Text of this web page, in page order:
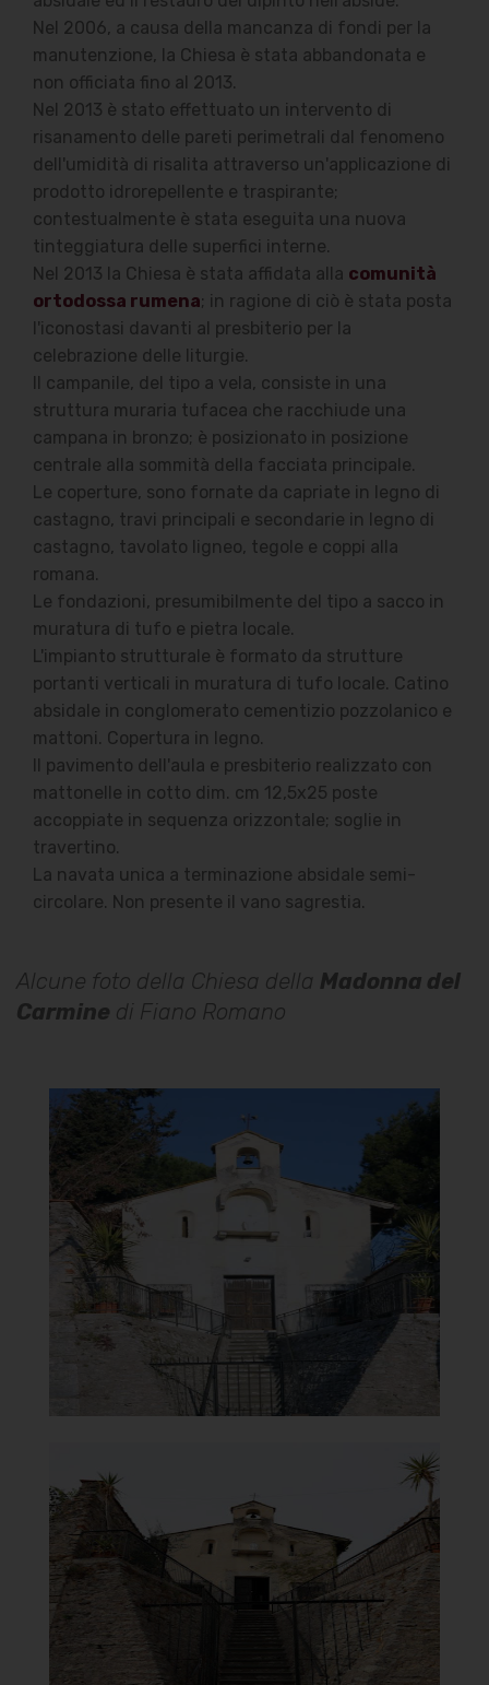
Nel 2006, a causa della mancanza di fondi per la
manutenzione, la Chiesa è stata abbandonata e
non officiata fino al 2013.
Nel 2013 è stato effettuato un intervento di
risanamento delle pareti perimetrali dal fenomeno
dell'umidità di risalita attraverso un'applicazione di
prodotto idrorepellente e traspirante;
contestualmente è stata eseguita una nuova
tinteggiatura delle superfici interne.
Nel 2013 la Chiesa è stata affidata alla comunità
ortodossa rumena; in ragione di ciò è stata posta
l'iconostasi davanti al presbiterio per la
celebrazione delle liturgie.
Il campanile, del tipo a vela, consiste in una
struttura muraria tufacea che racchiude una
campana in bronzo; è posizionato in posizione
centrale alla sommità della facciata principale.
Le coperture, sono fornate da capriate in legno di
castagno, travi principali e secondarie in legno di
castagno, tavolato ligneo, tegole e coppi alla
romana.
Le fondazioni, presumibilmente del tipo a sacco in
muratura di tufo e pietra locale.
L'impianto strutturale è formato da strutture
portanti verticali in muratura di tufo locale. Catino
absidale in conglomerato cementizio pozzolanico e
mattoni. Copertura in legno.
Il pavimento dell'aula e presbiterio realizzato con
mattonelle in cotto dim. cm 12,5x25 poste
accoppiate in sequenza orizzontale; soglie in
travertino.
La navata unica a terminazione absidale semi-
circolare. Non presente il vano sagrestia.
Alcune foto della Chiesa della Madonna del
Carmine di Fiano Romano
Chiesa della Madonna del
Carmine
Facciata
Clicca per ingrandire
Chiesa della Madonna del
Carmine
Scalinata d'ingresso
Clicca per ingrandire